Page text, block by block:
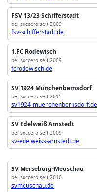
FSV 13/23 Schifferstadt
bei soccero seit 2009
fsv-schifferstadt.de
1.FC Rodewisch
bei soccero seit 2009
fcrodewisch.de
SV 1924 Münchenbernsdorf
bei soccero seit 2015
sv1924-muenchenbernsdorf.de
SV Edelweiß Arnstedt
bei soccero seit 2009
sv-edelweiss-arnstedt.de
SV Merseburg-Meuschau
bei soccero seit 2010
svmeuschau.de